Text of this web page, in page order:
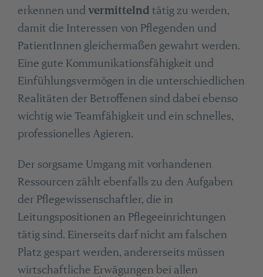
erkennen und vermittelnd tätig zu werden,
damit die Interessen von Pflegenden und
PatientInnen gleichermaßen gewahrt werden.
Eine gute Kommunikationsfähigkeit und
Einfühlungsvermögen in die unterschiedlichen
Realitäten der Betroffenen sind dabei ebenso
wichtig wie Teamfähigkeit und ein schnelles,
professionelles Agieren.
Der sorgsame Umgang mit vorhandenen
Ressourcen zählt ebenfalls zu den Aufgaben
der Pflegewissenschaftler, die in
Leitungspositionen an Pflegeeinrichtungen
tätig sind. Einerseits darf nicht am falschen
Platz gespart werden, andererseits müssen
wirtschaftliche Erwägungen bei allen